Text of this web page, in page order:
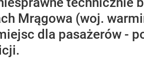
Mrągowa (woj.
dla pasażerów -